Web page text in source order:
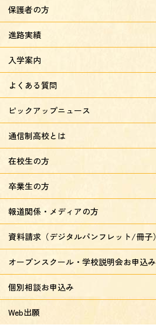
保護者の方
進路実績
入学案内
よくある質問
ピックアップニュース
通信制高校とは
在校生の方
卒業生の方
報道関係・メディアの方
資料請求（デジタルパンフレット/冊子）
オープンスクール・学校説明会お申込み
個別相談お申込み
Web出願